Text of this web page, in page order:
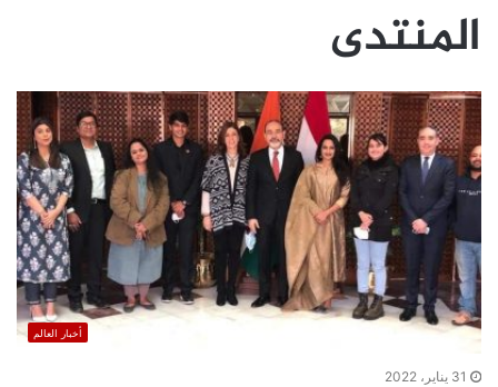
المنتدى
أخبار العالم
31 يناير، 2022